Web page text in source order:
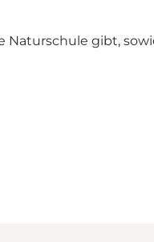
Naturschule gibt,